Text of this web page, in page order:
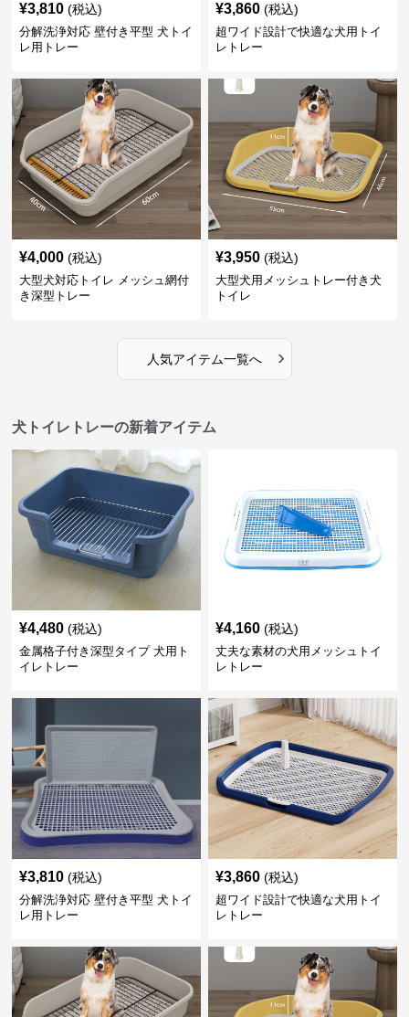
¥3,810 (税込)
分解洗浄対応 壁付き平型 犬トイ
レ用トレー
¥3,860 (税込)
超ワイド設計で快適な犬用トイ
レトレー
¥4,000 (税込)
大型犬対応トイレ メッシュ網付
き深型トレー
¥3,950 (税込)
大型犬用メッシュトレー付き犬
トイレ
人気アイテム一覧へ ›
犬トイレトレーの新着アイテム
¥4,480 (税込)
金属格子付き深型タイプ 犬用ト
イレトレー
¥4,160 (税込)
丈夫な素材の犬用メッシュトイ
レトレー
¥3,810 (税込)
分解洗浄対応 壁付き平型 犬トイ
レ用トレー
¥3,860 (税込)
超ワイド設計で快適な犬用トイ
レトレー